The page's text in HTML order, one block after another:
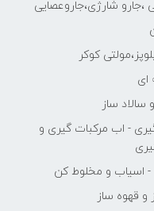
،جارو شارژی،جاروعصایی
کوکر
ای
سالاد ساز
- اب مرکبات گیری و
- اسیاب و مخلوط کن
و قهوه ساز